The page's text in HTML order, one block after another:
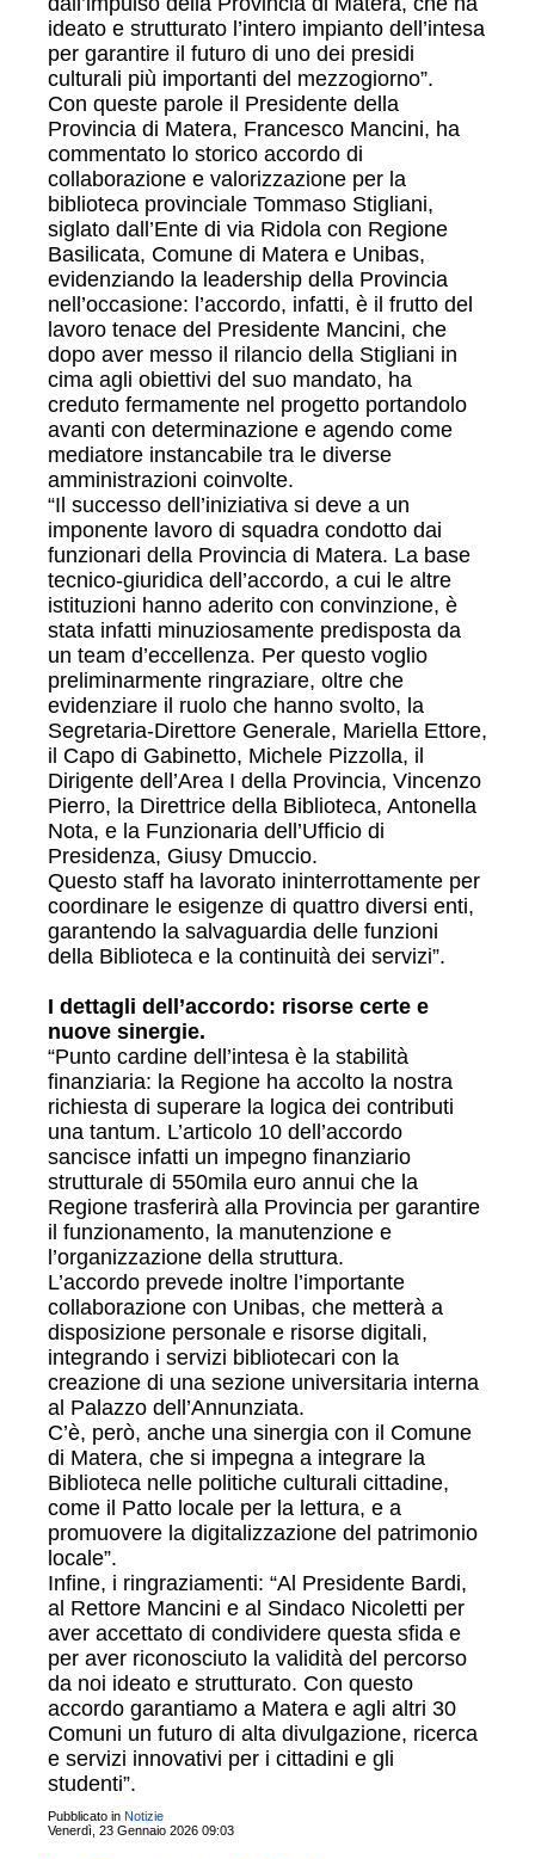
ideato e strutturato l’intero impianto dell’intesa
per garantire il futuro di uno dei presidi
culturali più importanti del mezzogiorno”.
Con queste parole il Presidente della
Provincia di Matera, Francesco Mancini, ha
commentato lo storico accordo di
collaborazione e valorizzazione per la
biblioteca provinciale Tommaso Stigliani,
siglato dall’Ente di via Ridola con Regione
Basilicata, Comune di Matera e Unibas,
evidenziando la leadership della Provincia
nell’occasione: l’accordo, infatti, è il frutto del
lavoro tenace del Presidente Mancini, che
dopo aver messo il rilancio della Stigliani in
cima agli obiettivi del suo mandato, ha
creduto fermamente nel progetto portandolo
avanti con determinazione e agendo come
mediatore instancabile tra le diverse
amministrazioni coinvolte.
“Il successo dell’iniziativa si deve a un
imponente lavoro di squadra condotto dai
funzionari della Provincia di Matera. La base
tecnico-giuridica dell’accordo, a cui le altre
istituzioni hanno aderito con convinzione, è
stata infatti minuziosamente predisposta da
un team d’eccellenza. Per questo voglio
preliminarmente ringraziare, oltre che
evidenziare il ruolo che hanno svolto, la
Segretaria-Direttore Generale, Mariella Ettore,
il Capo di Gabinetto, Michele Pizzolla, il
Dirigente dell’Area I della Provincia, Vincenzo
Pierro, la Direttrice della Biblioteca, Antonella
Nota, e la Funzionaria dell’Ufficio di
Presidenza, Giusy Dmuccio.
Questo staff ha lavorato ininterrottamente per
coordinare le esigenze di quattro diversi enti,
garantendo la salvaguardia delle funzioni
della Biblioteca e la continuità dei servizi”.
I dettagli dell’accordo: risorse certe e
nuove sinergie.
“Punto cardine dell’intesa è la stabilità
finanziaria: la Regione ha accolto la nostra
richiesta di superare la logica dei contributi
una tantum. L’articolo 10 dell’accordo
sancisce infatti un impegno finanziario
strutturale di 550mila euro annui che la
Regione trasferirà alla Provincia per garantire
il funzionamento, la manutenzione e
l’organizzazione della struttura.
L’accordo prevede inoltre l’importante
collaborazione con Unibas, che metterà a
disposizione personale e risorse digitali,
integrando i servizi bibliotecari con la
creazione di una sezione universitaria interna
al Palazzo dell’Annunziata.
C’è, però, anche una sinergia con il Comune
di Matera, che si impegna a integrare la
Biblioteca nelle politiche culturali cittadine,
come il Patto locale per la lettura, e a
promuovere la digitalizzazione del patrimonio
locale”.
Infine, i ringraziamenti: “Al Presidente Bardi,
al Rettore Mancini e al Sindaco Nicoletti per
aver accettato di condividere questa sfida e
per aver riconosciuto la validità del percorso
da noi ideato e strutturato. Con questo
accordo garantiamo a Matera e agli altri 30
Comuni un futuro di alta divulgazione, ricerca
e servizi innovativi per i cittadini e gli
studenti”.
Pubblicato in Notizie
Venerdì, 23 Gennaio 2026 09:03